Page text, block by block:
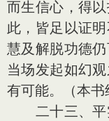
而生信心，得
此，皆足以证
慧及解脱功德
当场发起如幻
有可能。（本书
二十三、平